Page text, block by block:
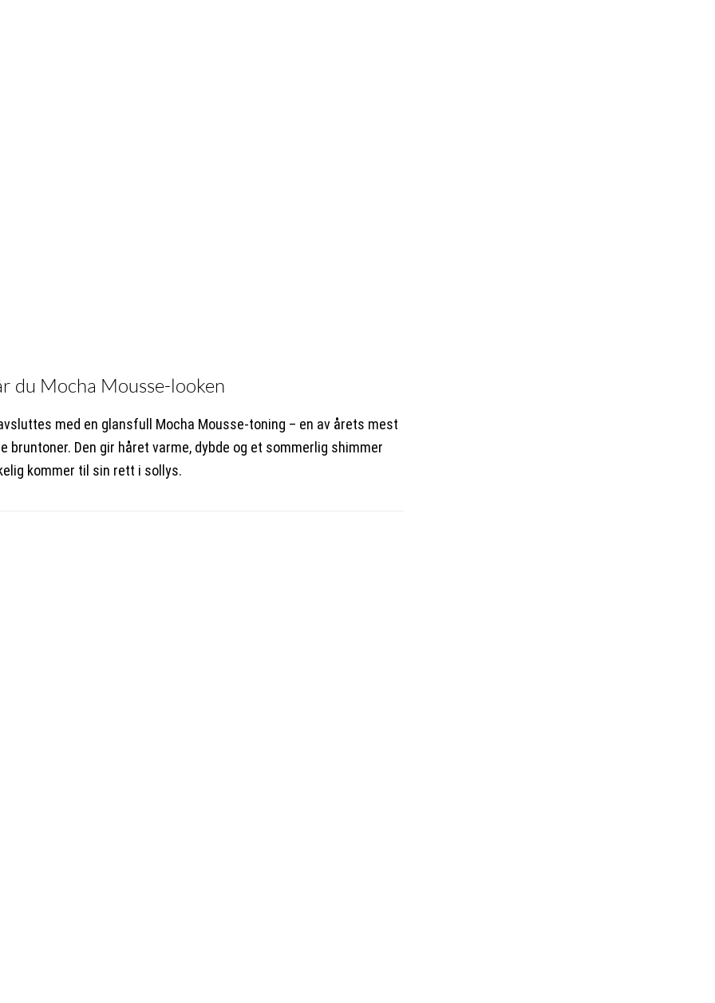
du Mocha Mousse-looken
med en glansfull Mocha Mousse-toning – en av årets mest
bruntoner. Den gir håret varme, dybde og et sommerlig shimmer
kommer til sin rett i sollys.